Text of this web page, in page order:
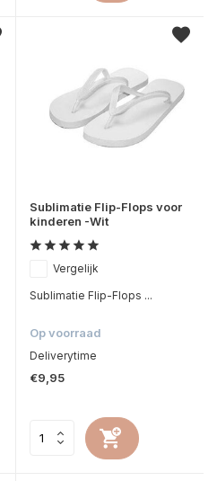
Sublimatie Flip-Flops voor
kinderen -Wit
Vergelijk
Sublimatie Flip-Flops ...
Op voorraad
Deliverytime
€9,95